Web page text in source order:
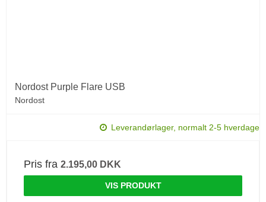
Nordost Purple Flare USB
Nordost
Leverandørlager, normalt 2-5 hverdage
Pris fra 2.195,00 DKK
VIS PRODUKT